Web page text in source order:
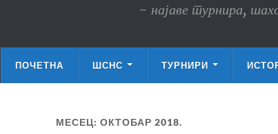
- најаве турнира,
ПОЧЕТНА ШСНС ТУРНИРИ
МЕСЕЦ: ОКТОБАР 2018.